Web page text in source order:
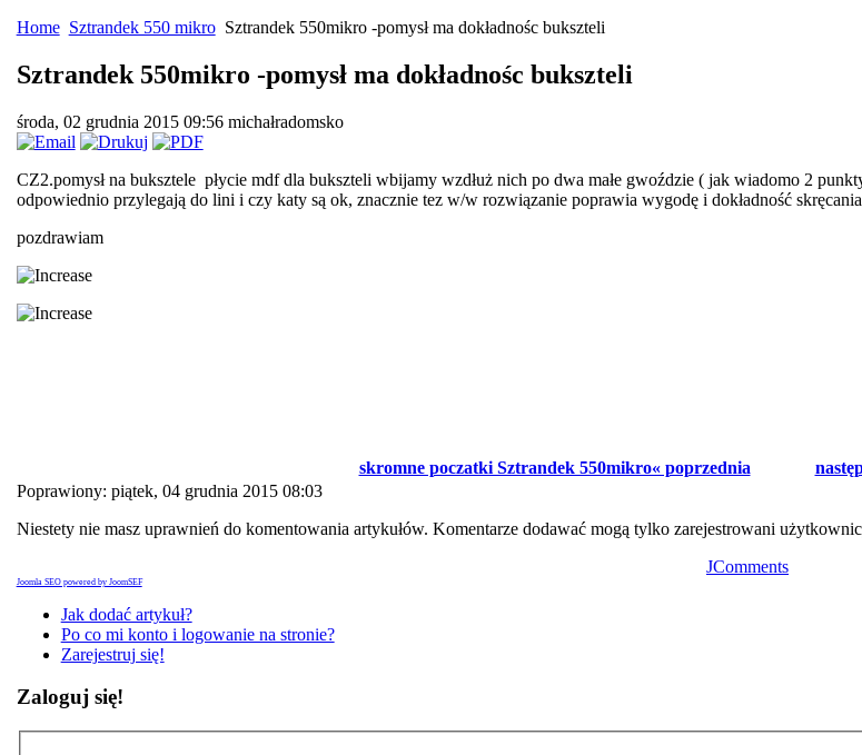
Home Sztrandek 550 mikro Sztrandek 550mikro -pomysł ma dokładnośc bukszteli
Sztrandek 550mikro -pomysł ma dokładnośc bukszteli
środa, 02 grudnia 2015 09:56 michałradomsko
CZ2.pomysł na buksztele płycie mdf dla bukszteli wbijamy wzdłuż nich po dwa małe gwoździe ( jak wiadomo 2
odpowiednio przylegają do lini i czy katy są ok, znacznie tez w/w rozwiązanie poprawia wygodę i dokładność
pozdrawiam
skromne poczatki Sztrandek 550mikro« poprzednia
Poprawiony: piątek, 04 grudnia 2015 08:03
Niestety nie masz uprawnień do komentowania artykułów. Komentarze dodawać mogą tylko zarejestrowani
JComments
Joomla SEO powered by JoomSEF
Jak dodać artykuł?
Po co mi konto i logowanie na stronie?
Zarejestruj się!
Zaloguj się!